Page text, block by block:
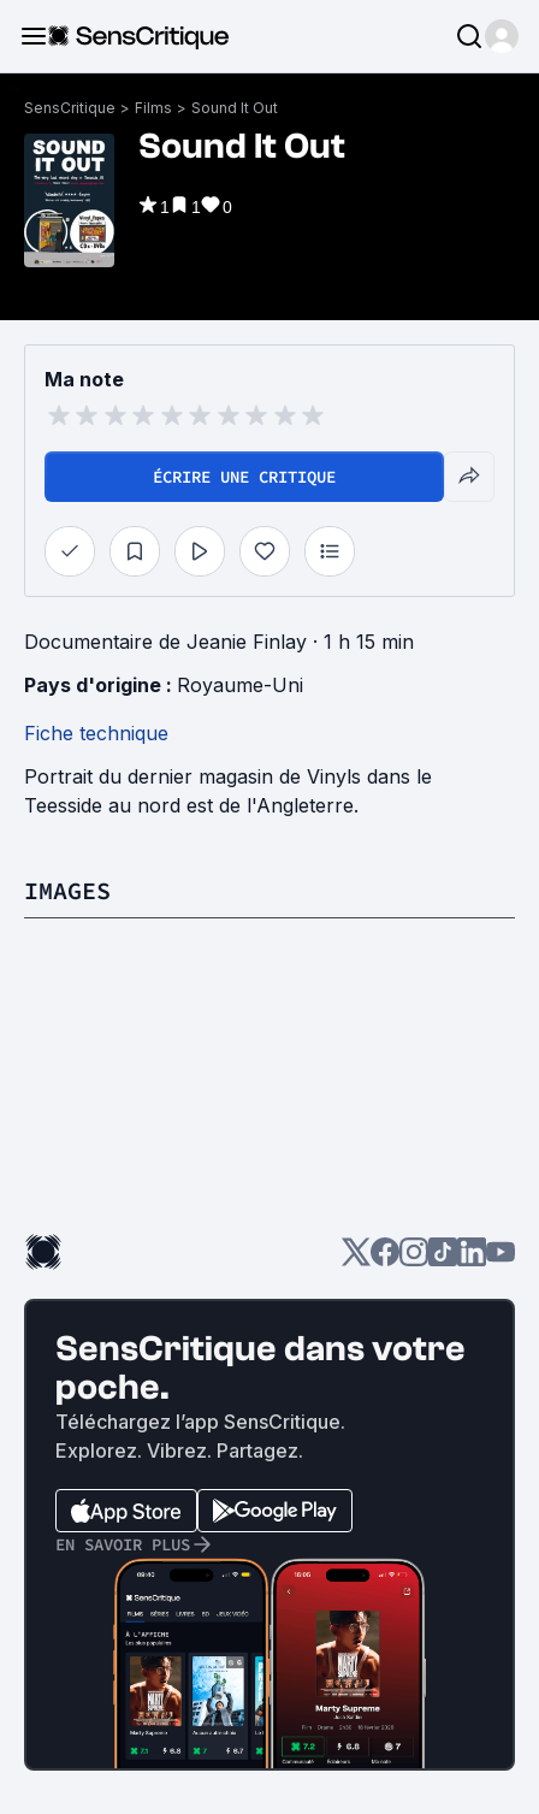
SensCritique > Films > Sound It Out
Sound It Out
1 1 0
Ma note
ÉCRIRE UNE CRITIQUE
Documentaire de Jeanie Finlay · 1 h 15 min
Pays d'origine : Royaume-Uni
Fiche technique
Portrait du dernier magasin de Vinyls dans le
Teesside au nord est de l'Angleterre.
IMAGES
SensCritique dans votre
poche.
Téléchargez l’app SensCritique.
Explorez. Vibrez. Partagez.
EN SAVOIR PLUS